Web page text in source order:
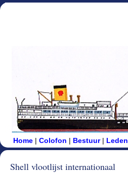
Home | Colofon | Bestuur| Leden
Shell vlootlijst internationaal